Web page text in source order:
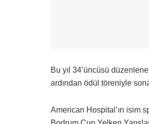
Bu yıl 34’üncüsü
ardından ödül töreniyle
American Hospital’ın isim